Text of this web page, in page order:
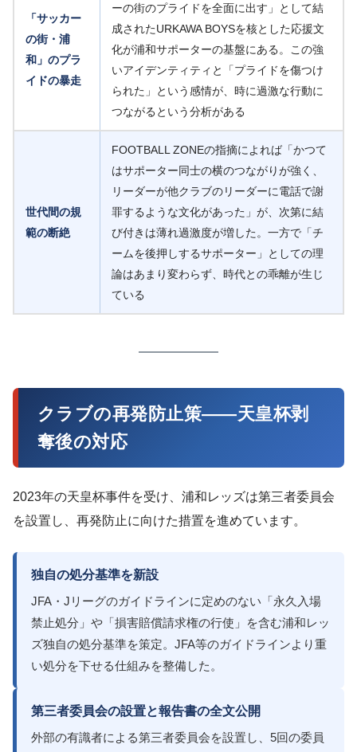
「サッカー
の街・浦
和」のプラ
イドの暴走
ーの街のプライドを全面に出す」として結
成されたURKAWA BOYSを核とした応援文
化が浦和サポーターの基盤にある。この強
いアイデンティティと「プライドを傷つけ
られた」という感情が、時に過激な行動に
つながるという分析がある
世代間の規
範の断絶
FOOTBALL ZONEの指摘によれば「かつて
はサポーター同士の横のつながりが強く、
リーダーが他クラブのリーダーに電話で謝
罪するような文化があった」が、次第に結
び付きは薄れ過激度が増した。一方で「チ
ームを後押しするサポーター」としての理
論はあまり変わらず、時代との乖離が生じ
ている
クラブの再発防止策——天皇杯剥
奪後の対応
2023年の天皇杯事件を受け、浦和レッズは第三者委員会
を設置し、再発防止に向けた措置を進めています。
独自の処分基準を新設
JFA・Jリーグのガイドラインに定めのない「永久入場
禁止処分」や「損害賠償請求権の行使」を含む浦和レッ
ズ独自の処分基準を策定。JFA等のガイドラインより重
い処分を下せる仕組みを整備した。
第三者委員会の設置と報告書の全文公開
外部の有識者による第三者委員会を設置し、5回の委員